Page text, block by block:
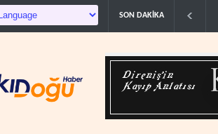
SON DAKİKA